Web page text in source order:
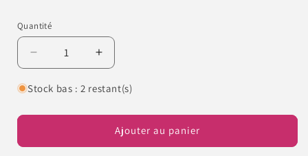
Quantité
Quantité
Réduire
la
quantité
Coffret
foil
Augmenter
la
quantité
Coffret
foil
Stock bas : 2 restant(s)
Ajouter au panier